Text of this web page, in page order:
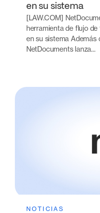
en su sistema
[LAW.COM]
herramienta de flujo
en su sistema Además
NetDocuments lanza...
NOTICIAS